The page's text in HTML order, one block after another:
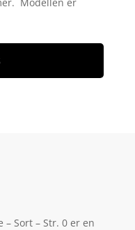
– Sort – Str. 0 er en